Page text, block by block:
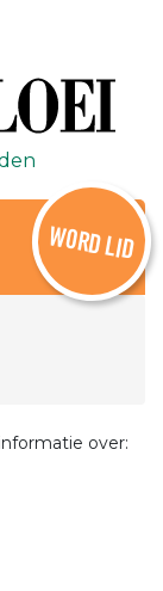
WORD LID
over: